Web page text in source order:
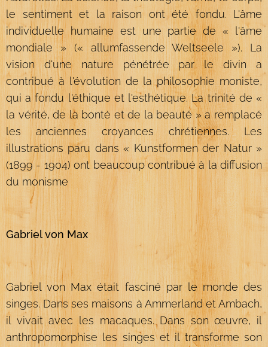
le sentiment et la raison ont été fondu. L'âme
individuelle humaine est une partie de « l'âme
mondiale » (« allumfassende Weltseele »). La
vision d'une nature pénétrée par le divin a
contribué à l'évolution de la philosophie moniste,
qui a fondu l'éthique et l'esthétique. La trinité de «
la vérité, de la bonté et de la beauté » a remplacé
les anciennes croyances chrétiennes. Les
illustrations paru dans « Kunstformen der Natur »
(1899 - 1904) ont beaucoup contribué à la diffusion
du monisme
Gabriel von Max
Gabriel von Max était fasciné par le monde des
singes. Dans ses maisons à Ammerland et Ambach,
il vivait avec les macaques. Dans son œuvre, il
anthropomorphise les singes et il transforme son